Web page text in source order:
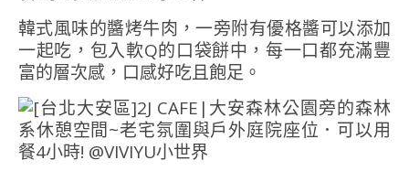
韓式風味的醬烤牛肉，一旁附有優格醬可以添加
一起吃，包入軟Q的口袋餅中，每一口都充滿豐
富的層次感，口感好吃且飽足。